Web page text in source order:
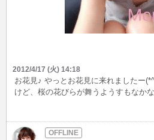
2012/4/17 (火) 14:18
お花見♪ やっとお花見に来れましたー
けど、桜の花びらが舞うようすもなか